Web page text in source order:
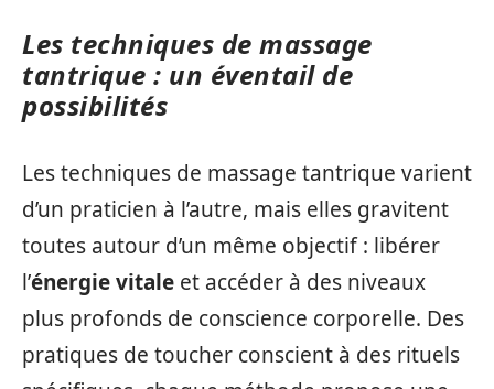
Les techniques de massage
tantrique : un éventail de
possibilités
Les techniques de massage tantrique varient
d’un praticien à l’autre, mais elles gravitent
toutes autour d’un même objectif : libérer
l’énergie vitale et accéder à des niveaux
plus profonds de conscience corporelle. Des
pratiques de toucher conscient à des rituels